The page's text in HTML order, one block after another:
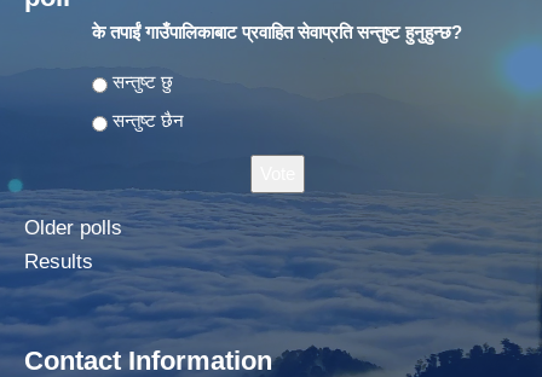
के तपाईं गाउँपालिकाबाट प्रवाहित सेवाप्रति सन्तुष्ट हुनुहुन्छ?
Choices
सन्तुष्ट छु
सन्तुष्ट छैन
Older polls
Results
Contact Information